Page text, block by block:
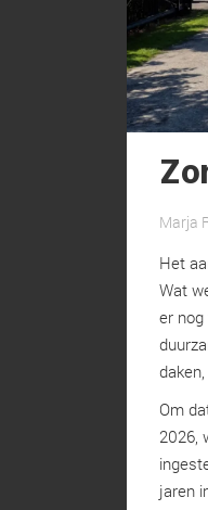
Marja
Het
Wat
er nog
Om
2026,
jaren